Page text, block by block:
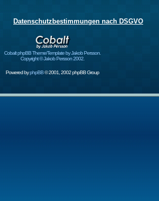
Datenschutzbestimmungen nach DSGVO
Cobalt phpBB Theme/Template by Jakob Persson.
Copyright © Jakob Persson 2002.
Powered byphpBB© 2001, 2002 phpBB Group